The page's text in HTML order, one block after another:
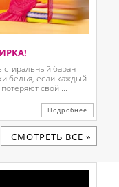
стиральный баран
белья, если каждый
свой ...
Подробнее
CМОТРЕТЬ ВСЕ »